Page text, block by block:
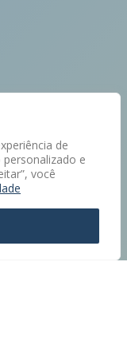
de
e
você